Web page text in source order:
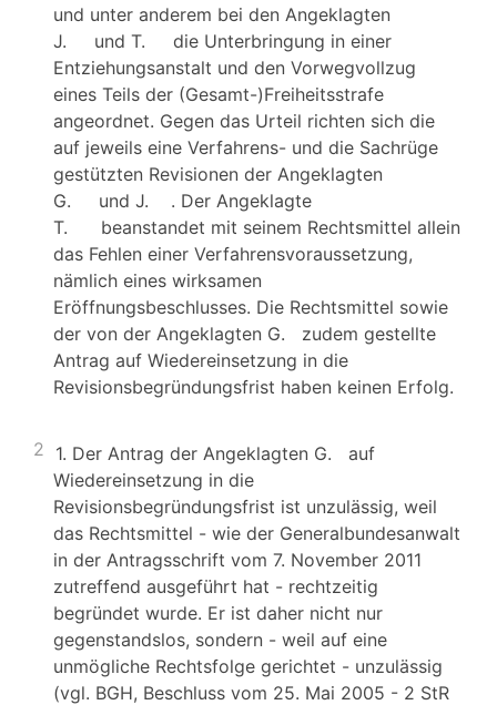
und unter anderem bei den Angeklagten
J. und T. die Unterbringung in einer
Entziehungsanstalt und den Vorwegvollzug
eines Teils der (Gesamt-)Freiheitsstrafe
angeordnet. Gegen das Urteil richten sich die
auf jeweils eine Verfahrens- und die Sachrüge
gestützten Revisionen der Angeklagten
G. und J. . Der Angeklagte
T. beanstandet mit seinem Rechtsmittel allein
das Fehlen einer Verfahrensvoraussetzung,
nämlich eines wirksamen
Eröffnungsbeschlusses. Die Rechtsmittel sowie
der von der Angeklagten G. zudem gestellte
Antrag auf Wiedereinsetzung in die
Revisionsbegründungsfrist haben keinen Erfolg.
2 1. Der Antrag der Angeklagten G. auf
Wiedereinsetzung in die
Revisionsbegründungsfrist ist unzulässig, weil
das Rechtsmittel - wie der Generalbundesanwalt
in der Antragsschrift vom 7. November 2011
zutreffend ausgeführt hat - rechtzeitig
begründet wurde. Er ist daher nicht nur
gegenstandslos, sondern - weil auf eine
unmögliche Rechtsfolge gerichtet - unzulässig
(vgl. BGH, Beschluss vom 25. Mai 2005 - 2 StR